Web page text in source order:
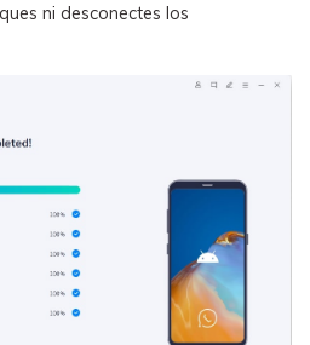
ni desconectes los